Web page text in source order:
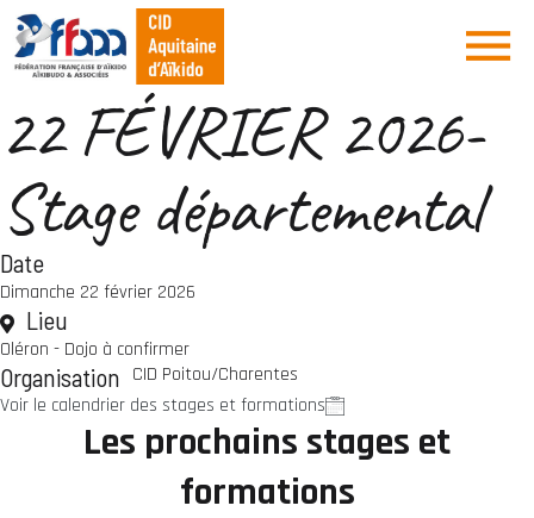
22 FÉVRIER 2026-
Stage départemental
Date
Dimanche 22 février 2026
Lieu
Oléron - Dojo à confirmer
Organisation CID Poitou/Charentes
Voir le calendrier des stages et formations
Les prochains stages et
formations